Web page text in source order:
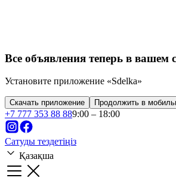
Все объявления теперь в вашем
Установите приложение «Sdelka»
Скачать приложение Продолжить в
+7 777 353 88 889:00 – 18:00
Сатуды тездетіңіз
Қазақша